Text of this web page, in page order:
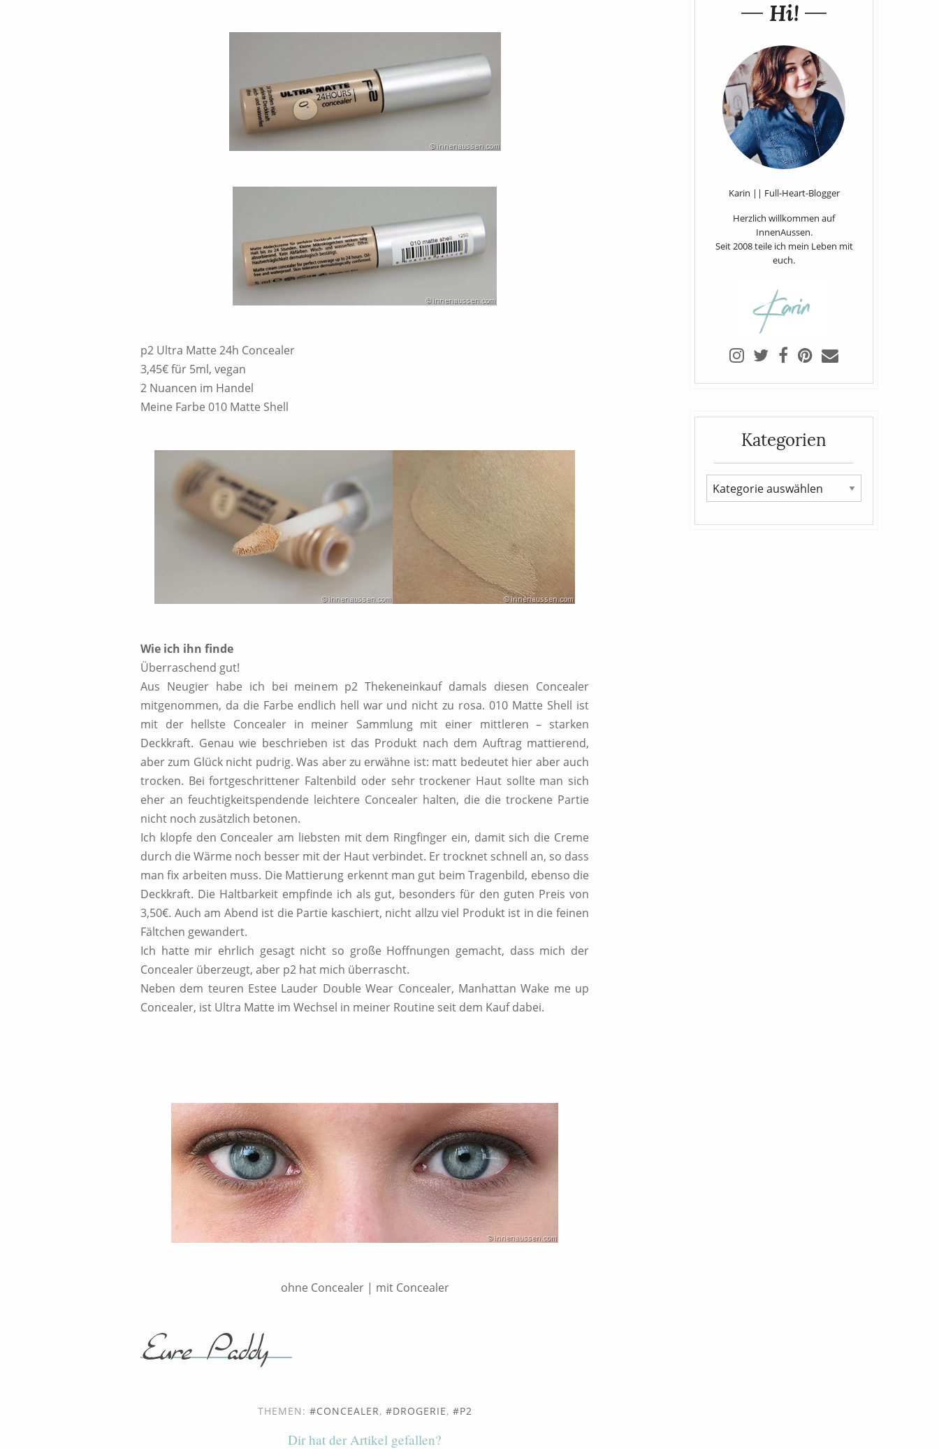
p2 Ultra Matte 24h Concealer
3,45€ für 5ml, vegan
2 Nuancen im Handel
Meine Farbe 010 Matte Shell
Wie ich ihn finde
Überraschend gut!
Aus Neugier habe ich bei meinem p2 Thekeneinkauf damals diesen Concealer
mitgenommen, da die Farbe endlich hell war und nicht zu rosa. 010 Matte Shell ist
mit der hellste Concealer in meiner Sammlung mit einer mittleren – starken
Deckkraft. Genau wie beschrieben ist das Produkt nach dem Auftrag mattierend,
aber zum Glück nicht pudrig. Was aber zu erwähne ist: matt bedeutet hier aber auch
trocken. Bei fortgeschrittener Faltenbild oder sehr trockener Haut sollte man sich
eher an feuchtigkeitspendende leichtere Concealer halten, die die trockene Partie
nicht noch zusätzlich betonen.
Ich klopfe den Concealer am liebsten mit dem Ringfinger ein, damit sich die Creme
durch die Wärme noch besser mit der Haut verbindet. Er trocknet schnell an, so dass
man fix arbeiten muss. Die Mattierung erkennt man gut beim Tragenbild, ebenso die
Deckkraft. Die Haltbarkeit empfinde ich als gut, besonders für den guten Preis von
3,50€. Auch am Abend ist die Partie kaschiert, nicht allzu viel Produkt ist in die feinen
Fältchen gewandert.
Ich hatte mir ehrlich gesagt nicht so große Hoffnungen gemacht, dass mich der
Concealer überzeugt, aber p2 hat mich überrascht.
Neben dem teuren Estee Lauder Double Wear Concealer, Manhattan Wake me up
Concealer, ist Ultra Matte im Wechsel in meiner Routine seit dem Kauf dabei.
ohne Concealer | mit Concealer
THEMEN: CONCEALER, DROGERIE, P2
Dir hat der Artikel gefallen?
Hi!
Karin || Full-Heart-Blogger
Herzlich willkommen auf
InnenAussen.
Seit 2008 teile ich mein Leben mit
euch.
Kategorien